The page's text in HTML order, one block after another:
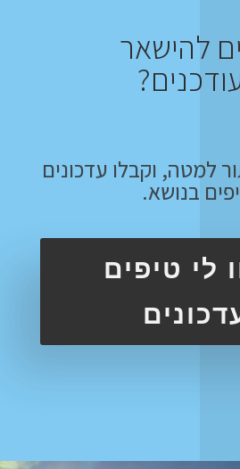
להישאר
למטה, וקבלו עדכונים
בנושא.
לי טיפים